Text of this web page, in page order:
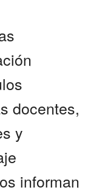
docentes,
y
informan